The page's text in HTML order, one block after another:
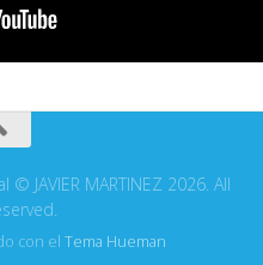
JAVIER MARTINEZ 2026. All
con elTema Hueman